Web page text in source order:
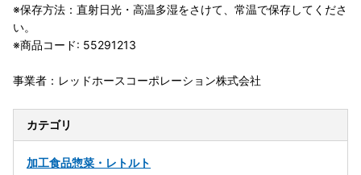
※保存方法：直射日光・高温多湿をさけて、常温で保存してくださ
い。
※商品コード: 55291213
事業者：レッドホースコーポレーション株式会社
カテゴリ
加工食品惣菜・レトルト